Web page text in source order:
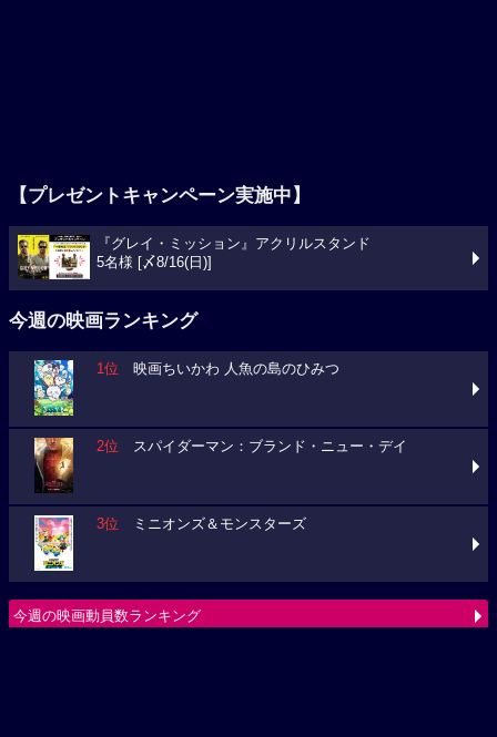
【プレゼントキャンペーン実施中】
『グレイ・ミッション』アクリルスタンド
5名様 [〆8/16(日)]
今週の映画ランキング
1位 映画ちいかわ 人魚の島のひみつ
2位 スパイダーマン：ブランド・ニュー・デイ
3位 ミニオンズ＆モンスターズ
今週の映画動員数ランキング